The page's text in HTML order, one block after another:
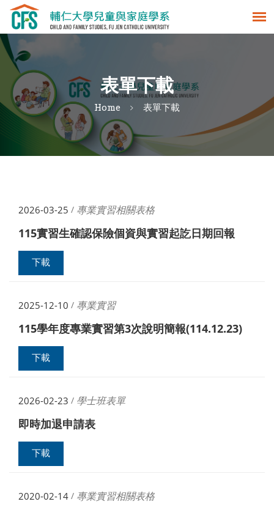
表單下載
Home 表單下載
2026-03-25 / 專業實習相關表格
115實習生確認保險個資與實習起訖日期回報
下載
2025-12-10 / 專業實習
115學年度專業實習第3次說明簡報(114.12.23)
下載
2026-02-23 / 學士班表單
即時加退申請表
下載
2020-02-14 / 專業實習相關表格